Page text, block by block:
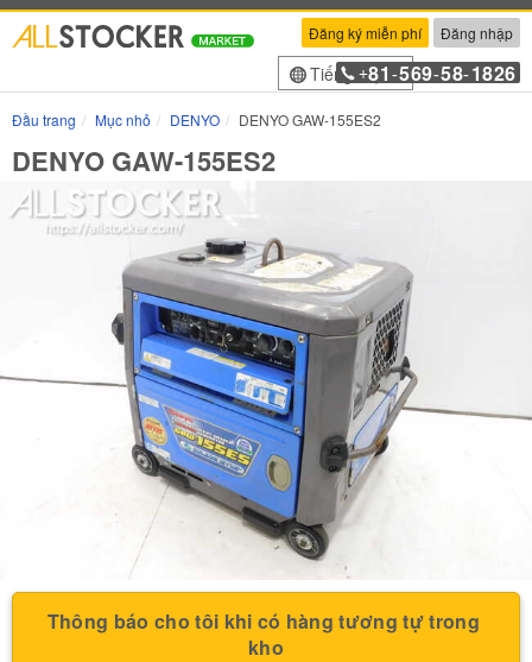
Đăng ký miễn phí Đăng nhập
Tiếng Việt
+81 -569-58-1826
Đầu trang Mục nhỏ DENYO DENYO GAW-155ES2
DENYO GAW-155ES2
Thông báo cho tôi khi có hàng tương tự trong
kho